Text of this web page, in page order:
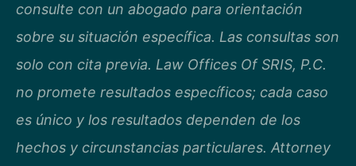
consulte con un abogado para orientación
sobre su situación específica. Las consultas son
solo con cita previa. Law Offices Of SRIS, P.C.
no promete resultados específicos; cada caso
es único y los resultados dependen de los
hechos y circunstancias particulares. Attorney